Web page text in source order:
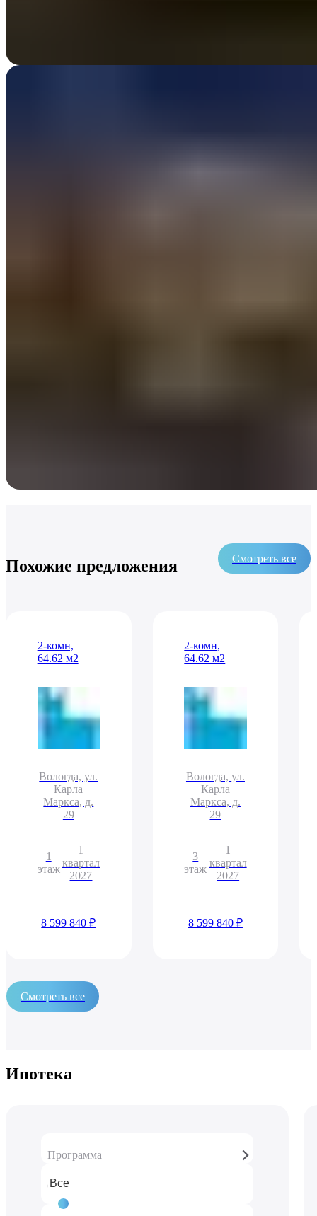
Похожие предложения Смотреть все
2-комн,
64.62 м2
Вологда, ул.
Карла
Маркса, д.
29
1
этаж
1
квартал
2027
8 599 840 ₽
2-комн,
64.62 м2
Вологда, ул.
Карла
Маркса, д.
29
3
этаж
1
квартал
2027
8 599 840 ₽
Смотреть все
Ипотека
Программа
Стоимость